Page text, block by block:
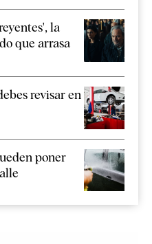
la
que arrasa
revisar en
poner